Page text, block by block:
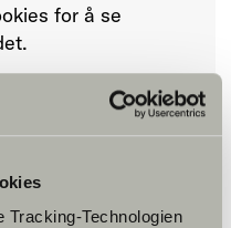
Technologien
for å se
cookies